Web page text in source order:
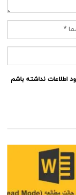
اطلاعات نداشته باشم